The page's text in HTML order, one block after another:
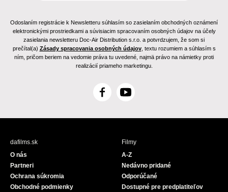
Odoslaním registrácie k Newsletteru súhlasím so zasielaním obchodných oznámení
elektronickými prostriedkami a súvisiacim spracovaním osobných údajov na účely
zasielania newsletteru Doc-Air Distribution s.r.o. a potvrdzujem, že som si
prečítal(a) Zásady spracovania osobných údajov, textu rozumiem a súhlasím s
ním, pričom beriem na vedomie práva tu uvedené, najmä právo na námietky proti
realizácií priameho marketingu.
F
c
Y
u
e
dafilms.sk
O nás
Partneri
Ochrana súkromia
Obchodné podmienky
Filmy
A-Z
Nedávno pridané
Odporúčané
Dostupné pre predplatiteľov